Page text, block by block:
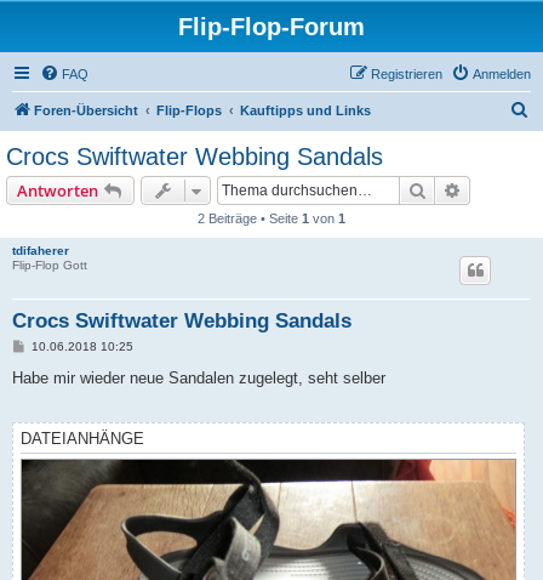
Flip-Flop-Forum
FAQ Anmelden
Registrieren
Foren-Übersicht Flip-Flops Kauftipps und Links
Crocs Swiftwater Webbing Sandals
Antworten Suche
2 Beiträge • Seite 1 von 1
tdifaherer
Flip-Flop Gott
Crocs Swiftwater Webbing Sandals
B
i
g
10.06.2018 10:25
Habe mir wieder neue Sandalen zugelegt, seht selber
DATEIANHÄNGE